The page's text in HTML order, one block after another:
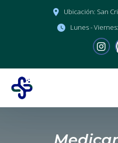
Ubicación: San
Lunes - Viernes: